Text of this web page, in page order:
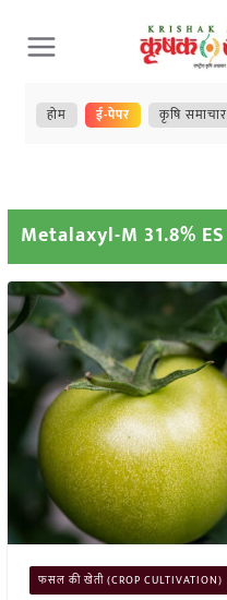
Skip
to
content
होम ई-पेपर कृषि समाचार
Metalaxyl-M 31.8% ES
फसल की खेती (CROP CULTIVATION)